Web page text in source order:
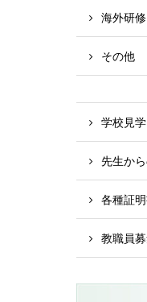
海外研修
その他
学校見学
先生か
各種証
教職員